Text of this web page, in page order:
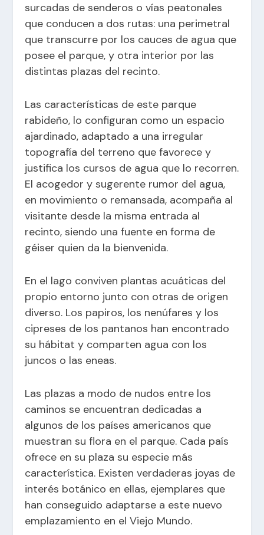
surcadas de senderos o vías peatonales
que conducen a dos rutas: una perimetral
que transcurre por los cauces de agua que
posee el parque, y otra interior por las
distintas plazas del recinto.
Las características de este parque
rabideño, lo configuran como un espacio
ajardinado, adaptado a una irregular
topografía del terreno que favorece y
justifica los cursos de agua que lo recorren.
El acogedor y sugerente rumor del agua,
en movimiento o remansada, acompaña al
visitante desde la misma entrada al
recinto, siendo una fuente en forma de
géiser quien da la bienvenida.
En el lago conviven plantas acuáticas del
propio entorno junto con otras de origen
diverso. Los papiros, los nenúfares y los
cipreses de los pantanos han encontrado
su hábitat y comparten agua con los
juncos o las eneas.
Las plazas a modo de nudos entre los
caminos se encuentran dedicadas a
algunos de los países americanos que
muestran su flora en el parque. Cada país
ofrece en su plaza su especie más
característica. Existen verdaderas joyas de
interés botánico en ellas, ejemplares que
han conseguido adaptarse a este nuevo
emplazamiento en el Viejo Mundo.